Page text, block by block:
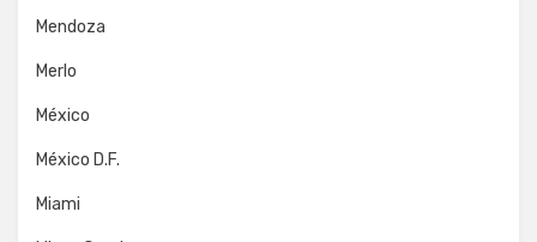
Mendoza
Merlo
México
México D.F.
Miami